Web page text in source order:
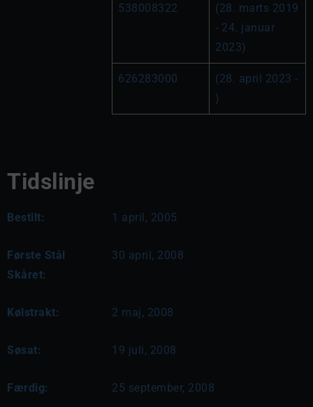
538008322
(28. marts 2019
- 24. januar
2023)
626283000
(28. april 2023 -
)
Tidslinje
Bestilt: 1 april, 2005
Første Stål
Skåret:
30 april, 2008
Kølstrakt: 2 maj, 2008
Søsat: 19 juli, 2008
Færdig: 25 september, 2008